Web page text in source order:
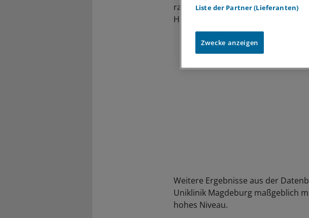
radioaktiven Kapseln, Kryo- und
Hormonbehandlungen.
Weitere Ergebnisse aus der
Uniklinik Magdeburg maßgeblich
hohes Niveau.
Liste der Partner (Lieferanten)
Zwecke anzeigen